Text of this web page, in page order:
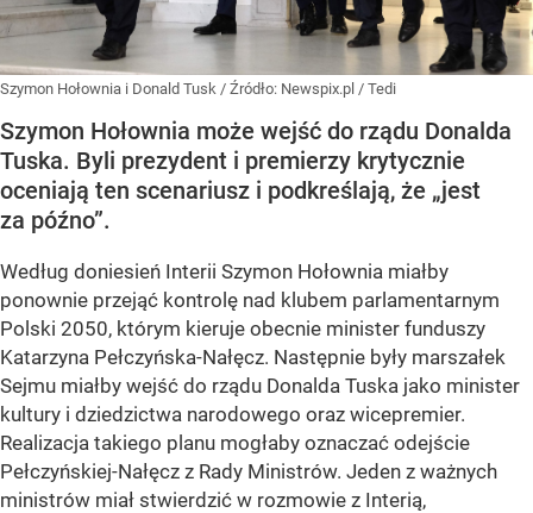
Szymon Hołownia i Donald Tusk / Źródło: Newspix.pl / Tedi
Szymon Hołownia może wejść do rządu Donalda
Tuska. Byli prezydent i premierzy krytycznie
oceniają ten scenariusz i podkreślają, że „jest
za późno”.
Według doniesień Interii Szymon Hołownia miałby
ponownie przejąć kontrolę nad klubem parlamentarnym
Polski 2050, którym kieruje obecnie minister funduszy
Katarzyna Pełczyńska-Nałęcz. Następnie były marszałek
Sejmu miałby wejść do rządu Donalda Tuska jako minister
kultury i dziedzictwa narodowego oraz wicepremier.
Realizacja takiego planu mogłaby oznaczać odejście
Pełczyńskiej-Nałęcz z Rady Ministrów. Jeden z ważnych
ministrów miał stwierdzić w rozmowie z Interią,